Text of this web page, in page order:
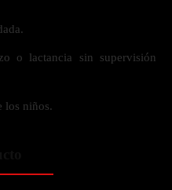
o lactancia sin supervisión
los niños.